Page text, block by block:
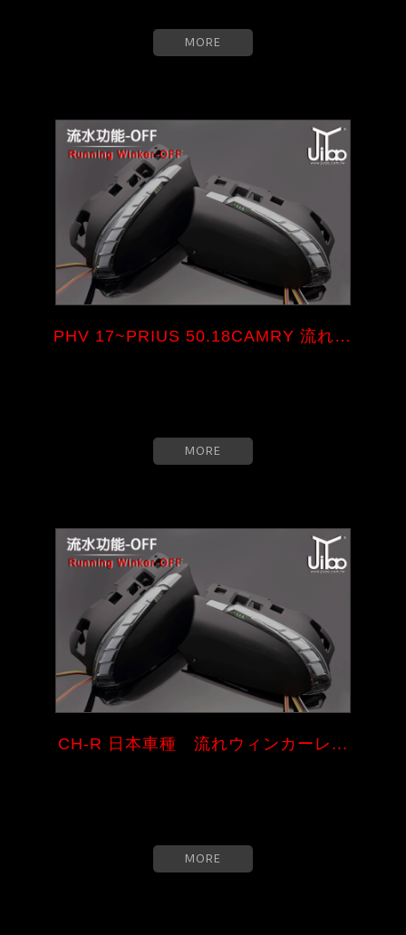
MORE
PHV 17~PRIUS 50.18CAMRY 流れウ...
MORE
CH-R 日本車種 流れウィンカーレ...
MORE